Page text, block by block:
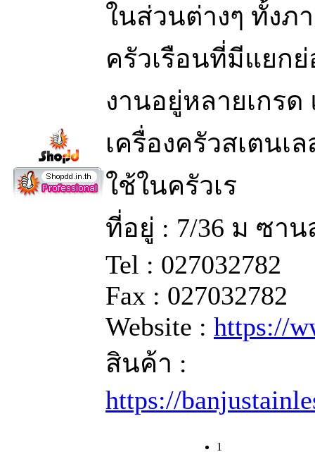
ในส่วนต่างๆ ทั้งภ
ครัวเรือนที่มีแยก
งานอยู่หลายเกรด
เครื่องครัวสเตนเ
ใช้ในครัวเร
ที่อยู่ : 7/36 ม ซา
Tel : 027032782
Fax : 027032782
Website : https://
สินค้า :
https://
1